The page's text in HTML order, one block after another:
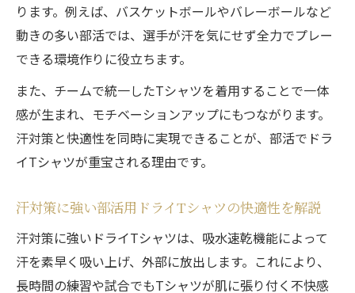
ドライ素材Tシャツでスポーツ部活の快適性
を向上
吸水速乾性が部活Tシャツに与えるメリット
を解説
スポーツ用部活Tシャツに最適なドライ素材
の特徴
ドライTシャツで部活パフォーマンスを高め
オリジナルTシャツで一体感と個性を演出
部活Tシャツで一体感と個性を両立するデザ
イン法
ります。例えば、バスケットボールやバレーボールなど
動きの多い部活では、選手が汗を気にせず全力でプレー
できる環境作りに役立ちます。
また、チームで統一したTシャツを着用することで一体
感が生まれ、モチベーションアップにもつながります。
汗対策と快適性を同時に実現できることが、部活でドラ
イTシャツが重宝される理由です。
汗対策に強い部活用ドライTシャツの快適性を解説
汗対策に強いドライTシャツは、吸水速乾機能によって
汗を素早く吸い上げ、外部に放出します。これにより、
長時間の練習や試合でもTシャツが肌に張り付く不快感